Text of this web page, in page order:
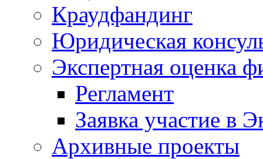
Краудфандинг
Юридическая
Экспертная оценка
Регламент
Заявка участие в
Архивные проекты